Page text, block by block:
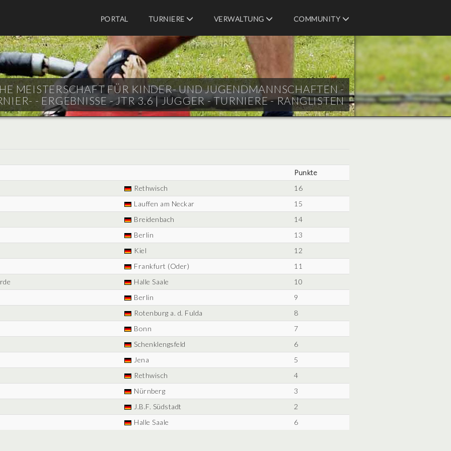
PORTAL TURNIERE VERWALTUNG COMMUNITY
MEISTERSCHAFT FÜR KINDER- UND JUGENDMANNSCHAFTEN -
- ERGEBNISSE - JTR 3.6 |JUGGER - TURNIERE - RANGLISTEN
Punkte
Rethwisch
16
Lauffen am Neckar
15
Breidenbach
14
Berlin
13
Kiel
12
Frankfurt (Oder)
11
Halle Saale
10
Berlin
9
Rotenburg a. d. Fulda
8
Bonn
7
Schenklengsfeld
6
Jena
5
Rethwisch
4
Nürnberg
3
J.B.F. Südstadt
2
Halle Saale
6